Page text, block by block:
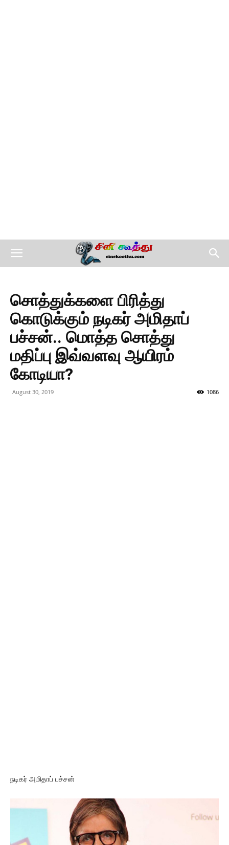
சொத்துக்களை பிரித்து
கொடுக்கும் நடிகர் அமிதாப்
பச்சன்.. மொத்த சொத்து
மதிப்பு இவ்வளவு ஆயிரம்
கோடியா?
August 30, 2019 1086
நடிகர் அமிதாப் பச்சன்